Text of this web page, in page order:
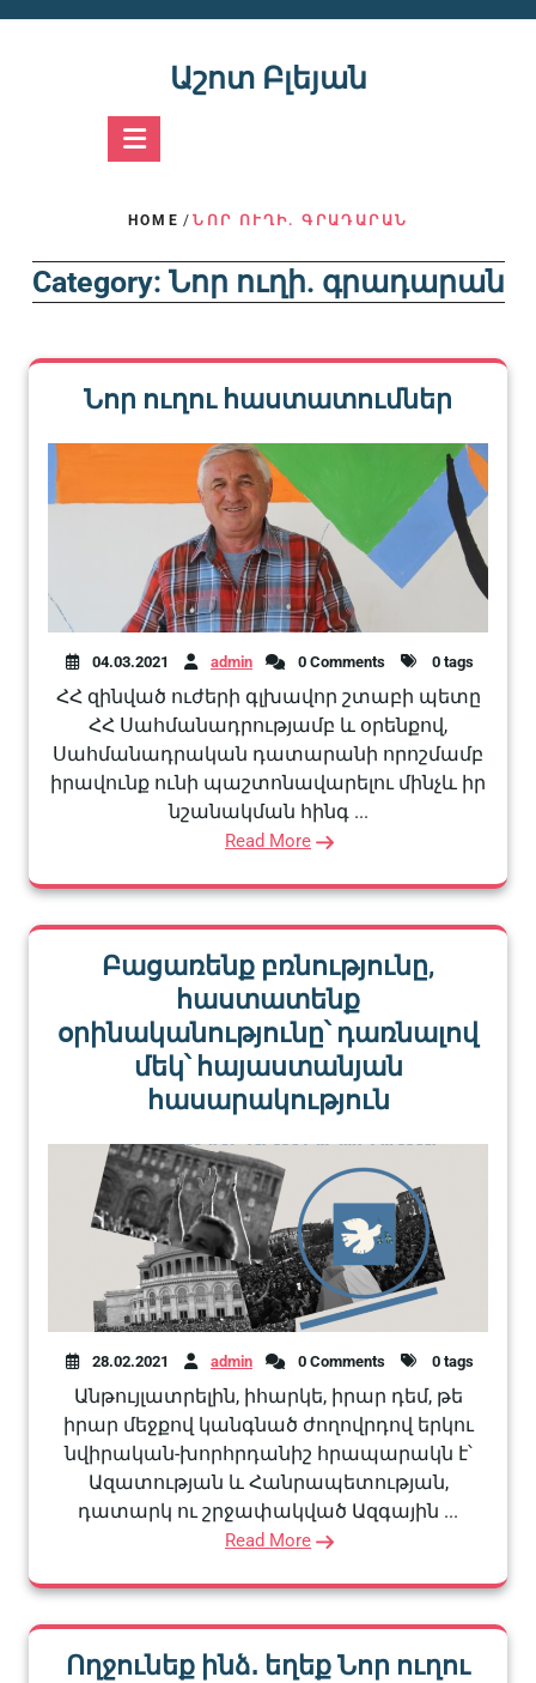
Աշոտ Բլեյան
HOME /ՆՈՐ ՈՒՂԻ. ԳՐԱԴԱՐԱՆ
Category: Նոր ուղի. գրադարան
Նոր ուղու հաստատումներ
04.03.2021 admin 0 Comments 0 tags
ՀՀ զինված ուժերի գլխավոր շտաբի պետը
ՀՀ Սահմանադրությամբ և օրենքով,
Սահմանադրական դատարանի որոշմամբ
իրավունք ունի պաշտոնավարելու մինչև իր
նշանակման հինգ ...
Read More
Բացառենք բռնությունը,
հաստատենք
օրինականությունը՝ դառնալով
մեկ՝ հայաստանյան
հասարակություն
28.02.2021 admin 0 Comments 0 tags
Անթույլատրելին, իհարկե, իրար դեմ, թե
իրար մեջքով կանգնած ժողովրդով երկու
նվիրական-խորհրդանիշ հրապարակն է՝
Ազատության և Հանրապետության,
դատարկ ու շրջափակված Ազգային ...
Read More
Ողջունեք ինձ․ եղեք Նոր ուղու